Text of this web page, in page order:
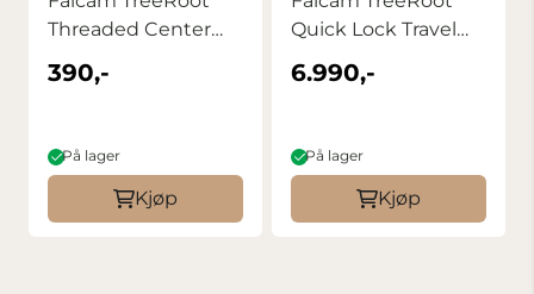
Threaded Center
Column Module ...
390,-
På lager
Kjøp
Quick Lock Travel
Tripod
6.990,-
På lager
Kjøp